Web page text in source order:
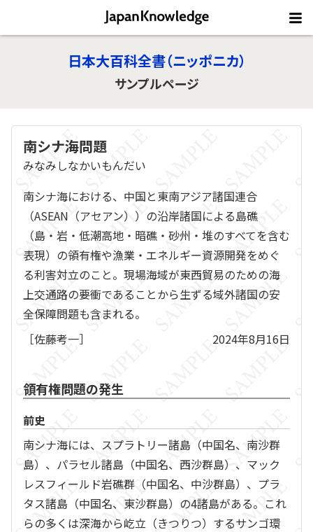
日本大百科全書（ニッポニカ）
サンプルページ
南シナ海問題
みなみしなかいもんだい
南シナ海における、中国と東南アジア諸国連合
（ASEAN（アセアン））の沿岸諸国による島礁
（島・岩・低潮高地・暗礁・砂州・堆のすべてを含む
表現）の領有権や漁業・エネルギー資源開発をめぐ
る利害対立のこと。現場海域が東西貿易のための海
上交通路の要衝であることから生ずる域外諸国の安
全保障問題も含まれる。
［佐藤考一］
2024年8月16日
領有権問題の発生
前史
南シナ海には、スプラトリー諸島（中国名、南沙群
島）、パラセル諸島（中国名、西沙群島）、マック
レスフィールド岩礁群（中国名、中沙群島）、プラ
タス諸島（中国名、東沙群島）の4諸島がある。これ
らの多くは深海から屹立（きつりつ）するサンゴ環